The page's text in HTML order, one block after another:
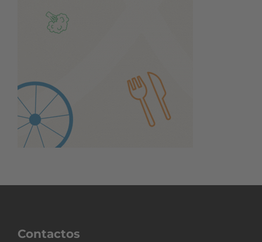
Contactos